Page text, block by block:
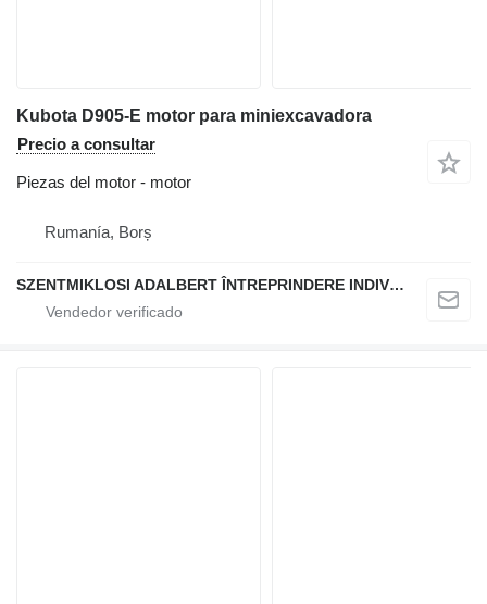
Kubota D905-E motor para miniexcavadora
Precio a consultar
Piezas del motor - motor
Rumanía, Borș
SZENTMIKLOSI ADALBERT ÎNTREPRINDERE INDIVIDUALĂ